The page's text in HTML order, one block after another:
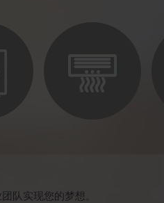
队实现您的梦想。